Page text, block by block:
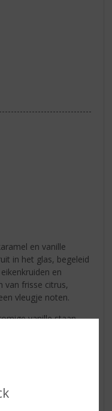
en vanille
in het glas, begeleid
en
van frisse citrus,
vleugje noten.
vanille staan
afdronk met
vleugje zoete